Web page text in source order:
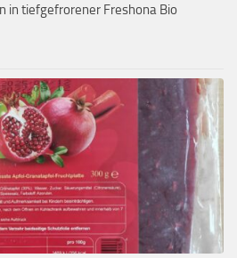
in tiefgefrorener Freshona Bio